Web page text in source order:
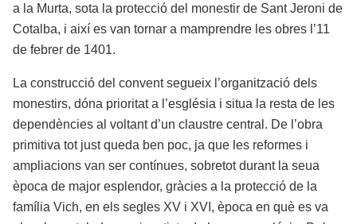
a la Murta, sota la protecció del monestir de Sant Jeroni de
Cotalba, i així es van tornar a mamprendre les obres l’11
de febrer de 1401.
La construcció del convent segueix l’organització dels
monestirs, dóna prioritat a l’església i situa la resta de les
dependències al voltant d’un claustre central. De l’obra
primitiva tot just queda ben poc, ja que les reformes i
ampliacions van ser contínues, sobretot durant la seua
època de major esplendor, gràcies a la protecció de la
família Vich, en els segles XV i XVI, època en què es va